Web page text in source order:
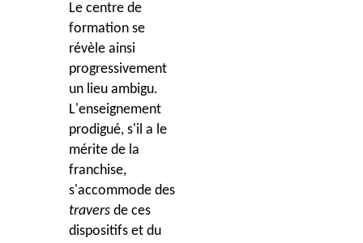
Le centre de
formation se
révèle ainsi
progressivement
un lieu ambigu.
L'enseignement
prodigué, s'il a le
mérite de la
franchise,
s'accommode des
travers de ces
dispositifs et du